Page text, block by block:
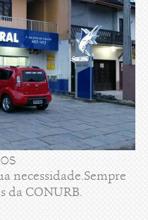
necessidade.Sempre
da CONURB.